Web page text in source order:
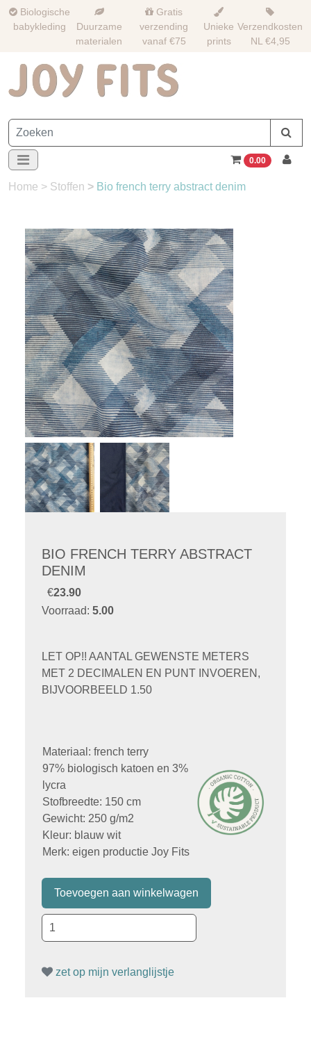
Biologische
babykleding
Duurzame
materialen
Gratis
verzending
vanaf €75
Unieke
prints
Verzendkosten
NL €4,95
0.00
Home > Stoffen > Bio french terry abstract denim
BIO FRENCH TERRY ABSTRACT
DENIM
€23.90
Voorraad: 5.00
LET OP!! AANTAL GEWENSTE METERS
MET 2 DECIMALEN EN PUNT INVOEREN,
BIJVOORBEELD 1.50
Materiaal: french terry
97% biologisch katoen en 3%
lycra
Stofbreedte: 150 cm
Gewicht: 250 g/m2
Kleur: blauw wit
Merk: eigen productie Joy Fits
zet op mijn verlanglijstje